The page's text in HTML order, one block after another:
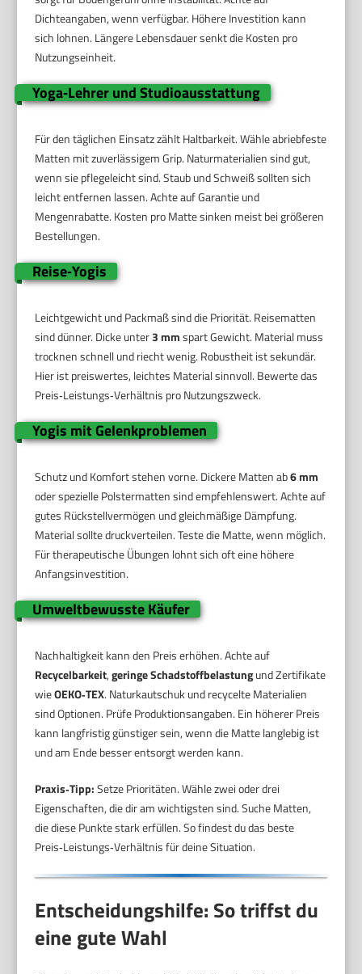
Dichteangaben, wenn verfügbar. Höhere Investition kann
sich lohnen. Längere Lebensdauer senkt die Kosten pro
Nutzungseinheit.
Yoga‑Lehrer und Studioausstattung
Für den täglichen Einsatz zählt Haltbarkeit. Wähle abriebfeste
Matten mit zuverlässigem Grip. Naturmaterialien sind gut,
wenn sie pflegeleicht sind. Staub und Schweiß sollten sich
leicht entfernen lassen. Achte auf Garantie und
Mengenrabatte. Kosten pro Matte sinken meist bei größeren
Bestellungen.
Reise‑Yogis
Leichtgewicht und Packmaß sind die Priorität. Reisematten
sind dünner. Dicke unter3 mmspart Gewicht. Material muss
trocknen schnell und riecht wenig. Robustheit ist sekundär.
Hier ist preiswertes, leichtes Material sinnvoll. Bewerte das
Preis‑Leistungs‑Verhältnis pro Nutzungszweck.
Yogis mit Gelenkproblemen
Schutz und Komfort stehen vorne. Dickere Matten ab6 mm
oder spezielle Polstermatten sind empfehlenswert. Achte auf
gutes Rückstellvermögen und gleichmäßige Dämpfung.
Material sollte druckverteilen. Teste die Matte, wenn möglich.
Für therapeutische Übungen lohnt sich oft eine höhere
Anfangsinvestition.
Umweltbewusste Käufer
Nachhaltigkeit kann den Preis erhöhen. Achte auf
Recycelbarkeit,geringe Schadstoffbelastungund Zertifikate
wieOEKO‑TEX. Naturkautschuk und recycelte Materialien
sind Optionen. Prüfe Produktionsangaben. Ein höherer Preis
kann langfristig günstiger sein, wenn die Matte langlebig ist
und am Ende besser entsorgt werden kann.
Praxis‑Tipp:Setze Prioritäten. Wähle zwei oder drei
Eigenschaften, die dir am wichtigsten sind. Suche Matten,
die diese Punkte stark erfüllen. So findest du das beste
Preis‑Leistungs‑Verhältnis für deine Situation.
Entscheidungshilfe: So triffst du
eine gute Wahl